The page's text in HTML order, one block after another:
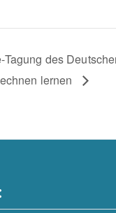
Tagung des
lernen